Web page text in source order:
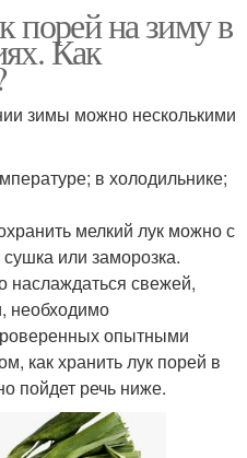
порей на зиму в
Как
зимы можно несколькими
в холодильнике;
мелкий лук можно с
или заморозка.
наслаждаться свежей,
необходимо
опытными
как хранить лук порей в
пойдет речь ниже.